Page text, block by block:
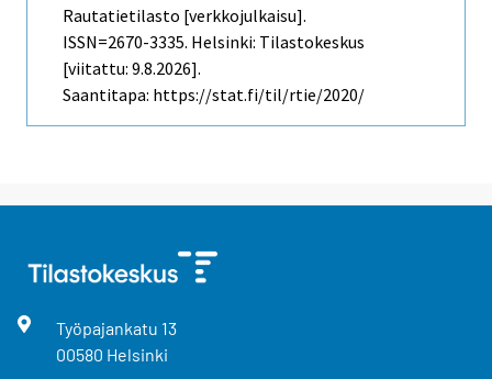
Rautatietilasto [verkkojulkaisu].
ISSN=2670-3335. Helsinki: Tilastokeskus
[viitattu: 9.8.2026].
Saantitapa: https://stat.fi/til/rtie/2020/
Työpajankatu 13
00580 Helsinki